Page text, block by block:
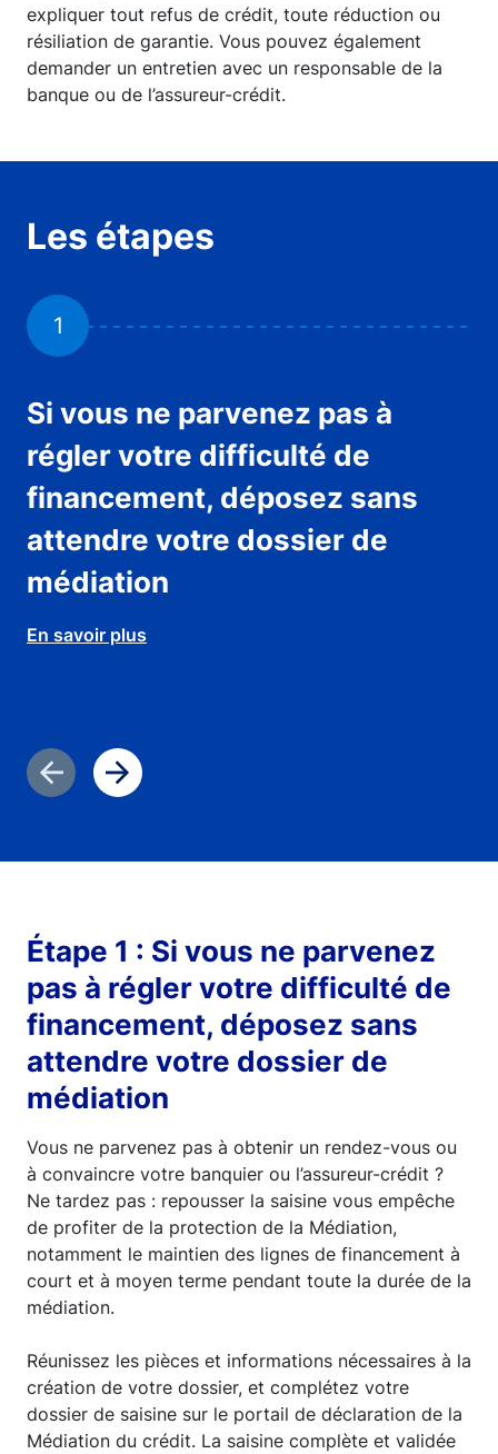
expliquer tout refus de crédit, toute réduction ou
résiliation de garantie. Vous pouvez également
demander un entretien avec un responsable de la
banque ou de l’assureur-crédit.
Les étapes
1
Si vous ne parvenez pas à
régler votre difficulté de
financement, déposez sans
attendre votre dossier de
médiation
En savoir plus
Diapositive précédente
Diapositive suivante
Étape 1 : Si vous ne parvenez
pas à régler votre difficulté de
financement, déposez sans
attendre votre dossier de
médiation
Vous ne parvenez pas à obtenir un rendez-vous ou
à convaincre votre banquier ou l’assureur-crédit ?
Ne tardez pas : repousser la saisine vous empêche
de profiter de la protection de la Médiation,
notamment le maintien des lignes de financement à
court et à moyen terme pendant toute la durée de la
médiation.
Réunissez les pièces et informations nécessaires à la
création de votre dossier, et complétez votre
dossier de saisine sur le portail de déclaration de la
Médiation du crédit. La saisine complète et validée